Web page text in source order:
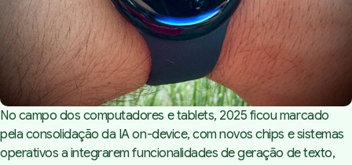
No campo dos computadores e tablets, 2025 ficou marcado
pela consolidação da IAon-device, com novos chips e sistemas
operativos a integrarem funcionalidades de geração de texto,